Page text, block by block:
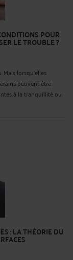
POUR
LE TROUBLE ?
lorsqu’elles
peuvent être
à la tranquillité ou
: LA THÉORIE DU